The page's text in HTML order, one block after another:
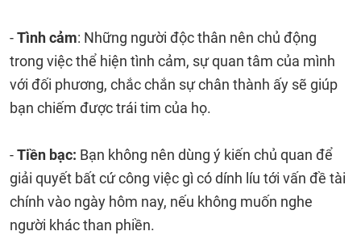
-Tình cảm: Những người độc thân nên chủ động
trong việc thể hiện tình cảm, sự quan tâm của mình
với đối phương, chắc chắn sự chân thành ấy sẽ giúp
bạn chiếm được trái tim của họ.
-Tiền bạc: Bạn không nên dùng ý kiến chủ quan để
giải quyết bất cứ công việc gì có dính líu tới vấn đề tài
chính vào ngày hôm nay, nếu không muốn nghe
người khác than phiền.